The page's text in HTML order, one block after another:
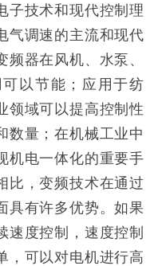
子技术和现代控制理
气调速的主流和现代
器在风机、水泵、
以节能；应用于纺
领域可以提高控制性
数量；在机械工业中
机电一体化的重要手
比，变频技术在通过
具有许多优势。如果
速度控制，速度控制
，可以对电机进行高